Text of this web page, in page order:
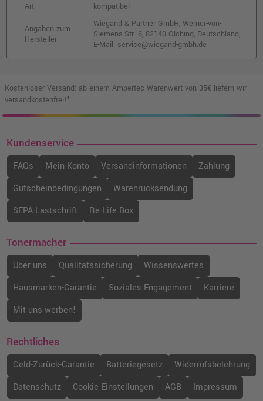
Art
kompatibel
Angaben zum
Hersteller
Wiegand & Partner GmbH, Werner-von-
Siemens-Str. 6, 82140 Olching, Deutschland,
E-Mail: service@wiegand-gmbh.de
Kostenloser Versand: ab einem Ampertec Warenwert von 35€ liefern wir
versandkostenfrei!¹
Kundenservice
FAQs Mein Konto Versandinformationen
Zahlung
Gutscheinbedingungen
Warenrücksendung
SEPA-Lastschrift
Re-Life Box
Tonermacher
Über uns Qualitätssicherung
Wissenswertes
Hausmarken-Garantie
Soziales Engagement
Karriere
Mit uns werben!
Rechtliches
Geld-Zurück-Garantie Batteriegesetz
Widerrufsbelehrung
Datenschutz
Cookie Einstellungen AGB Impressum